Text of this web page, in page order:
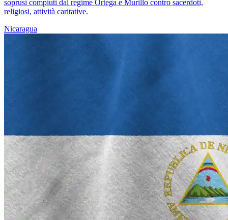
soprusi compiuti dal regime Ortega e Murillo contro sacerdoti,
religiosi, attività caritative.
Nicaragua